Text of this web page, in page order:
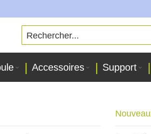
Accessoires Support